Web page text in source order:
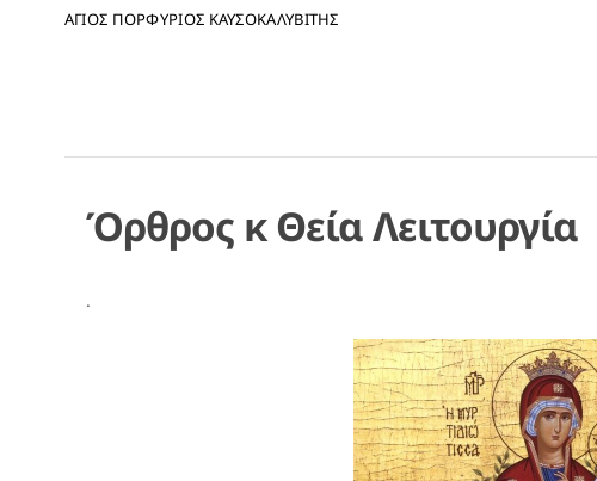
ΑΓΙΟΣ ΠΟΡΦΥΡΙΟΣ ΚΑΥΣΟΚΑΛΥΒΙΤΗΣ
Όρθρος κ Θεία Λειτουργία
.